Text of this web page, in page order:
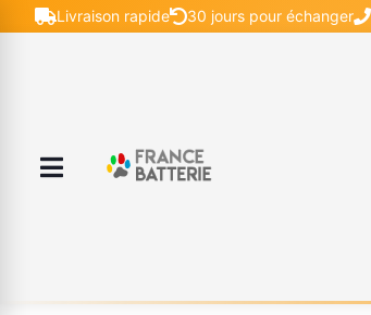
Livraison rapide 30 jours pour échanger